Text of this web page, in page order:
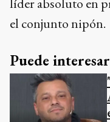
el conjunto nipón.
Puede